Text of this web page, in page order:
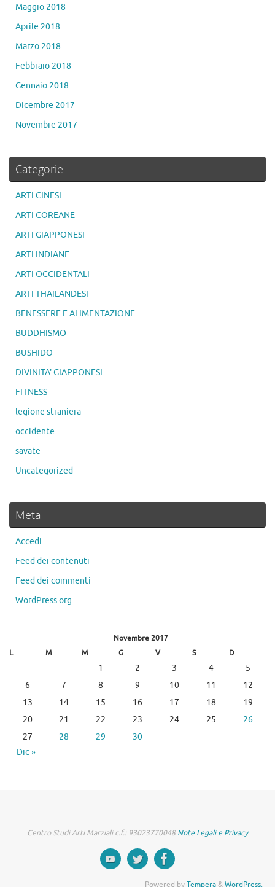
Maggio 2018
Aprile 2018
Marzo 2018
Febbraio 2018
Gennaio 2018
Dicembre 2017
Novembre 2017
Categorie
ARTI CINESI
ARTI COREANE
ARTI GIAPPONESI
ARTI INDIANE
ARTI OCCIDENTALI
ARTI THAILANDESI
BENESSERE E ALIMENTAZIONE
BUDDHISMO
BUSHIDO
DIVINITA' GIAPPONESI
FITNESS
legione straniera
occidente
savate
Uncategorized
Meta
Accedi
Feed dei contenuti
Feed dei commenti
WordPress.org
Novembre 2017
L
M M G V S D
1 2 3 4
5
6
7 8 9 10 11
12
13
14 15 16 17 18
19
20
21 22 23 24 25
26
27
28 29
30
Dic »
Centro Studi Arti Marziali c.f.: 93023770048Note Legali e Privacy
Powered byTempera&WordPress.